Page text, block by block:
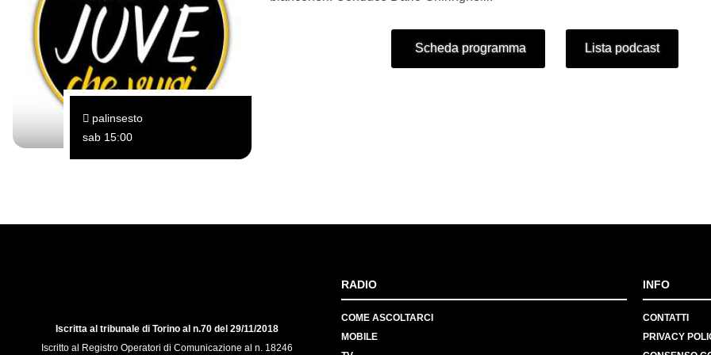
palinsesto
sab 15:00
Scheda programma Lista podcast
Iscritta al tribunale di Torino al n.70 del 29/11/2018
Iscritto al Registro Operatori di Comunicazione al n. 18246
RADIO
COME ASCOLTARCI
MOBILE
INFO
CONTATTI
PRIVACY